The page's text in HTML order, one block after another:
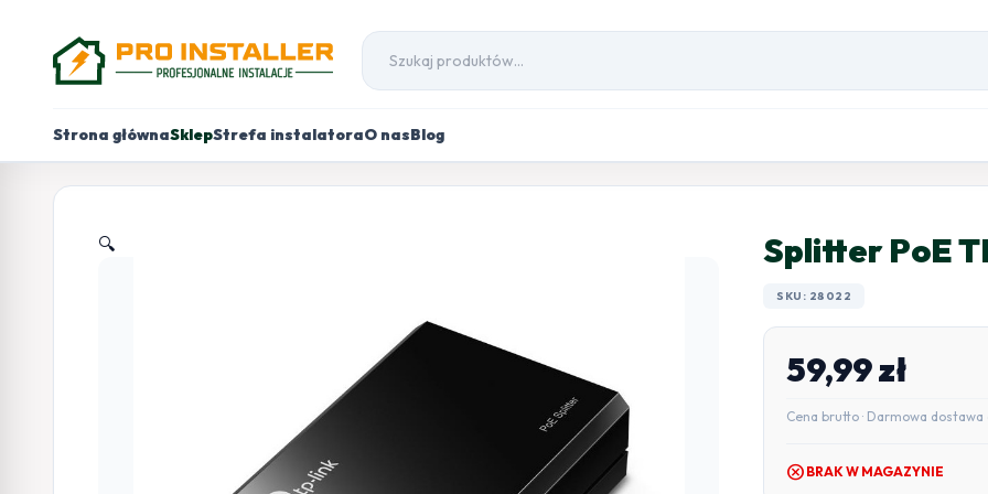
Strona głównaSklepStrefa instalatoraO nasBlog
🔍 Splitter PoE
SKU: 28022
59,99zł
Cena brutto · Darmowa dostawa
cancel BRAK W MAGAZYNIE